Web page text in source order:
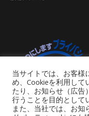
当サイトでは、お客様
め、Cookieを利用して
たり、お知らせ（広告
行うことを目的として
また、当社では、お